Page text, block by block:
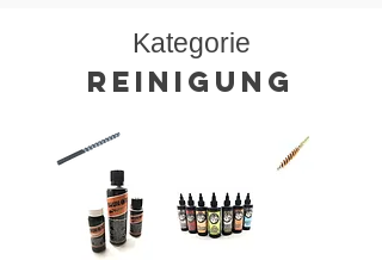
Kategorie
reinigung